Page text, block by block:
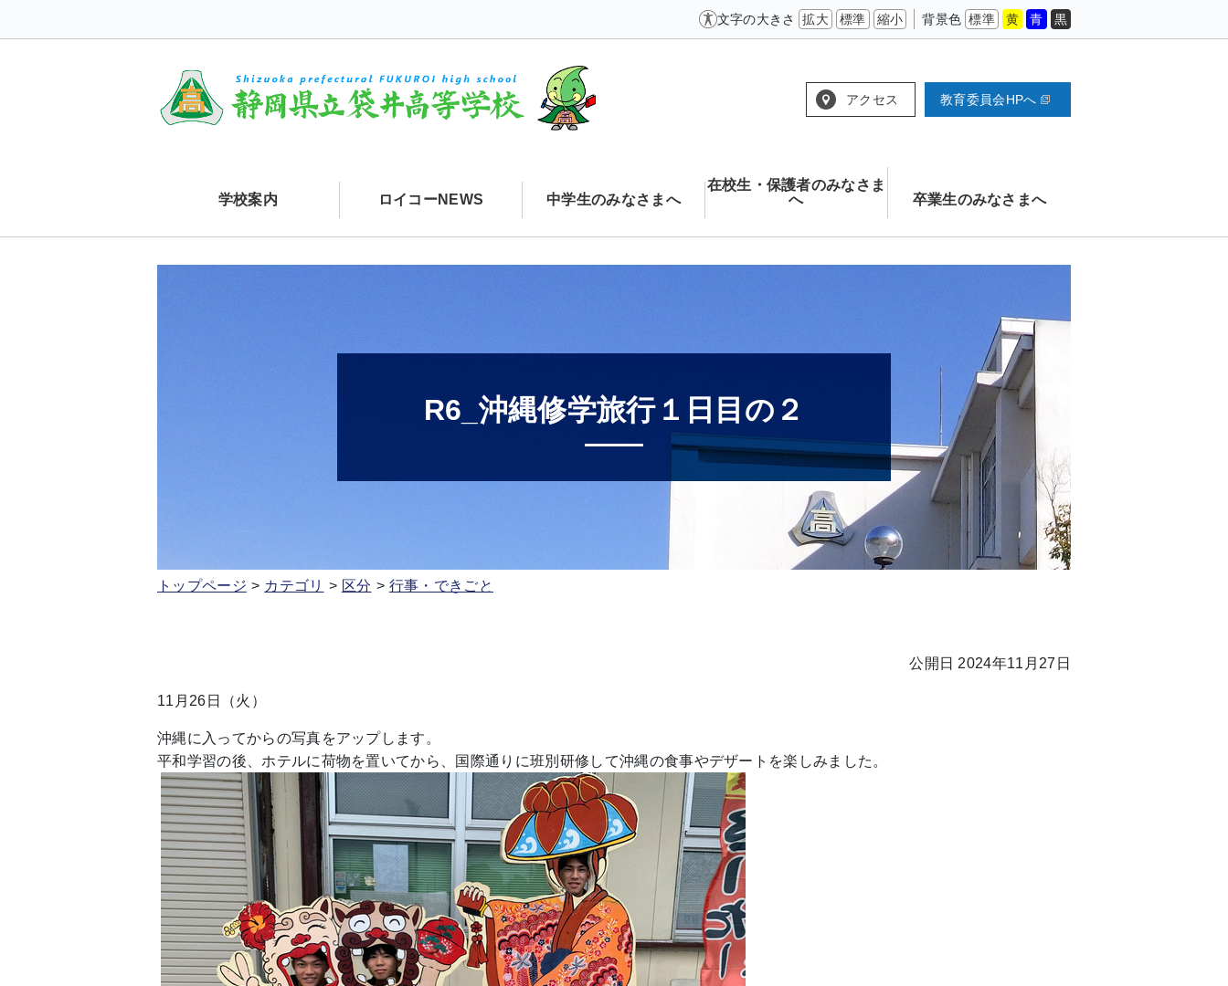
文字の大きさ 拡大 標準 縮小 背景色 標準 黄 青 黒
アクセス 教育委員会HPへ
学校案内 ロイコーNEWS 中学生のみなさまへ
在校生・保護者のみなさま
へ
卒業生のみなさまへ
R6_沖縄修学旅行１日目の２
トップページ カテゴリ 区分 行事・できごと
公開日 2024年11月27日
11月26日（火）
沖縄に入ってからの写真をアップします。
平和学習の後、ホテルに荷物を置いてから、国際通りに班別研修して沖縄の食事やデザートを楽しみました。